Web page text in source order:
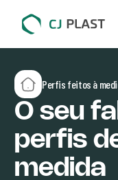
O
Perfis feitos à
O seu
perfis
medida